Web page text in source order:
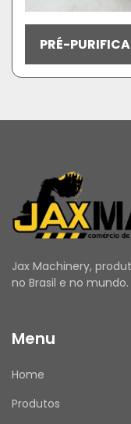
PRÉ-
Jax Machinery,
no Brasil e no mundo.
Menu
Home
Produtos